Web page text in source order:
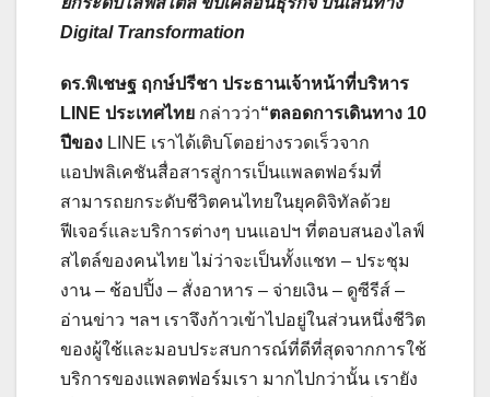
Digital Transformation
ดร.พิเชษฐ ฤกษ์ปรีชา ประธานเจ้าหน้าที่บริหาร
LINE ประเทศไทย กล่าวว่า“ตลอดการเดินทาง 10
ปีของ LINE เราได้เติบโตอย่างรวดเร็วจาก
แอปพลิเคชันสื่อสารสู่การเป็นแพลตฟอร์มที่
สามารถยกระดับชีวิตคนไทยในยุคดิจิทัลด้วย
ฟีเจอร์และบริการต่างๆ บนแอปฯ ที่ตอบสนองไลฟ์
สไตล์ของคนไทย ไม่ว่าจะเป็นทั้งแชท – ประชุม
งาน – ช้อปปิ้ง – สั่งอาหาร – จ่ายเงิน – ดูซีรีส์ –
อ่านข่าว ฯลฯ เราจึงก้าวเข้าไปอยู่ในส่วนหนึ่งชีวิต
ของผู้ใช้และมอบประสบการณ์ที่ดีที่สุดจากการใช้
บริการของแพลตฟอร์มเรา มากไปกว่านั้น เรายัง